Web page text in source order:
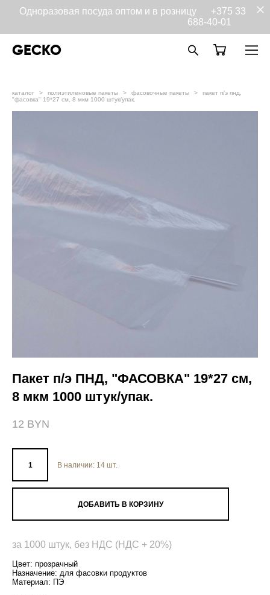
Одноразовая посуда оптом и в розницу +375 33
688-40-01
GECKO
каталог > полиэтиленовые пакеты > фасовочные пакеты >
пакет п/э пнд,
"фасовка" 19*27 см, 8 мкм 1000 штук/упак.
Пакет п/э ПНД, "ФАСОВКА" 19*27 см,
8 мкм 1000 штук/упак.
12 BYN
В наличии: 14 шт.
ДОБАВИТЬ В КОРЗИНУ
за 1000 штук, без НДС (НДС + 20%)
Цвет: прозрачный
Назначение: для фасовки продуктов
Материал: ПЭ